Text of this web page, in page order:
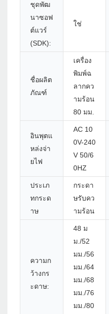
ชุดพัฒ
นาซอฟ
ต์แวร์
(SDK):
ใช่
ชื่อผลิต
ภัณฑ์
เครื่อง
พิมพ์ฉ
ลากคว
ามร้อน
80 มม.
อินพุตแ
หล่งจ่า
ยไฟ
AC 10
0V-240
V 50/6
0HZ
ประเภ
ทกระด
าษ
กระดา
ษรับคว
ามร้อน
ความก
ว้างกร
ะดาษ:
48 ม
ม./52
มม./56
มม./64
มม./68
มม./76
มม./80